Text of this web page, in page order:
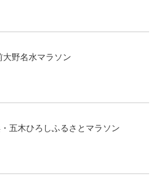
大野名水マラソン
五木ひろしふるさとマラソン